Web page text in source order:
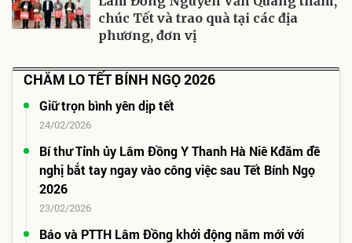
chúc Tết và trao quà tại các địa
phương, đơn vị
CHĂM LO TẾT BÍNH NGỌ 2026
Giữ trọn bình yên dịp tết
24/02/2026
Bí thư Tỉnh ủy Lâm Đồng Y Thanh Hà Niê Kđăm đề
nghị bắt tay ngay vào công việc sau Tết Bính Ngọ
2026
23/02/2026
Báo và PTTH Lâm Đồng khởi động năm mới với